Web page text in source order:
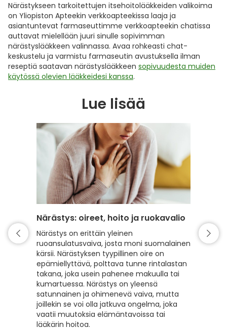
Närästykseen tarkoitettujen itsehoitolääkkeiden valikoima
on Yliopiston Apteekin verkkoapteekissa laaja ja
asiantuntevat farmaseuttimme verkkoapteekin chatissa
auttavat mielellään juuri sinulle sopivimman
närästyslääkkeen valinnassa. Avaa rohkeasti chat-
keskustelu ja varmistu farmaseutin avustuksella ilman
reseptiä saatavan närästyslääkkeen sopivuudesta muiden
käytössä olevien lääkkeidesi kanssa.
Lue lisää
Närästys: oireet, hoito ja ruokavalio
Närästys on erittäin yleinen
ruoansulatusvaiva, josta moni suomalainen
kärsii. Närästyksen tyypillinen oire on
epämiellyttävä, polttava tunne rintalastan
takana, joka usein pahenee makuulla tai
kumartuessa. Närästys on yleensä
satunnainen ja ohimenevä vaiva, mutta
joillekin se voi olla jatkuva ongelma, joka
vaatii muutoksia elämäntavoissa tai
lääkärin hoitoa.
Kesällä